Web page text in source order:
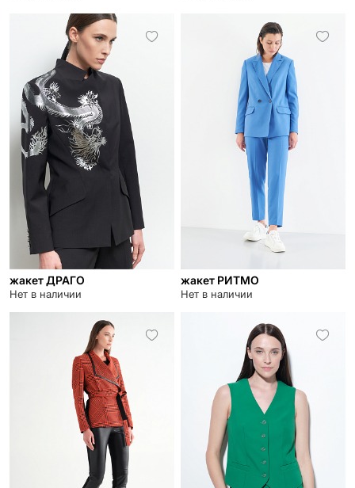
жакет ДРАГО
Нет в наличии
жакет РИТМО
Нет в наличии